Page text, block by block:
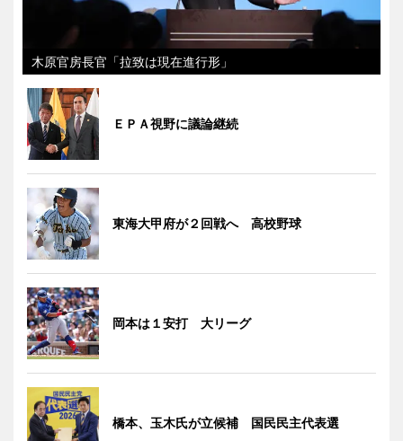
木原官房長官「拉致は現在進行形」
ＥＰＡ視野に議論継続
東海大甲府が２回戦へ 高校野球
岡本は１安打 大リーグ
橋本、玉木氏が立候補 国民民主代表選